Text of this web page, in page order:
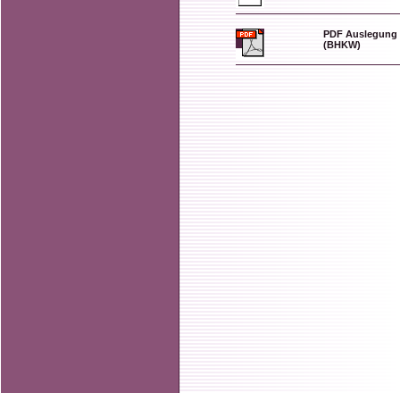
PDF
(BHKW)